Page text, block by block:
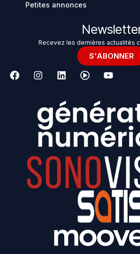
Petites annonces
Recevez les dernières actualités
S'ABONNER